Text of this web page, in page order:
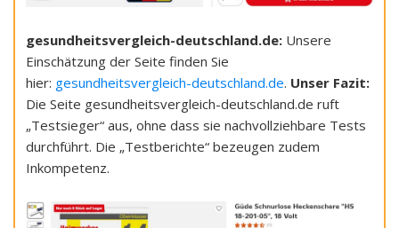
gesundheitsvergleich-deutschland.de: Unsere
Einschätzung der Seite finden Sie
hier: gesundheitsvergleich-deutschland.de. Unser Fazit:
Die Seite gesundheitsvergleich-deutschland.de ruft
„Testsieger“ aus, ohne dass sie nachvollziehbare Tests
durchführt. Die „Testberichte“ bezeugen zudem
Inkompetenz.